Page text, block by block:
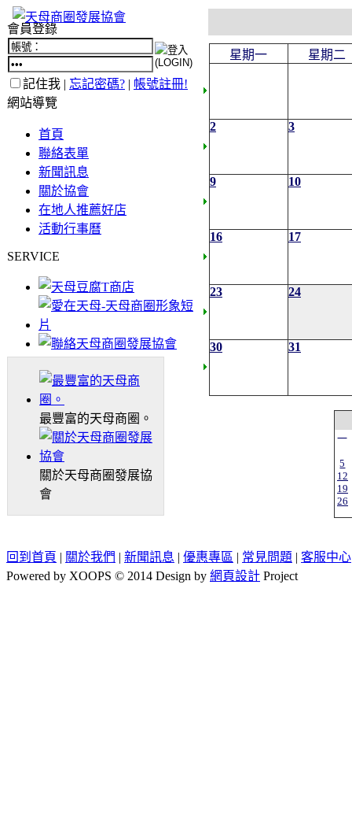
會員登錄
記住我 | 忘記密碼? | 帳號註冊!
網站導覽
首頁
聯絡表單
新聞訊息
關於協會
在地人推薦好店
活動行事曆
SERVICE
最豐富的天母商圈。
關於天母商圈發展協
會
星期一 星期二
2 3
9 10
16 17
23 24
30 31
一
5
12
19
26
回到首頁 | 關於我們 | 新聞訊息 | 優惠專區 | 常見問題 | 客服中心
Powered by XOOPS © 2014 Design by 網頁設計 Project